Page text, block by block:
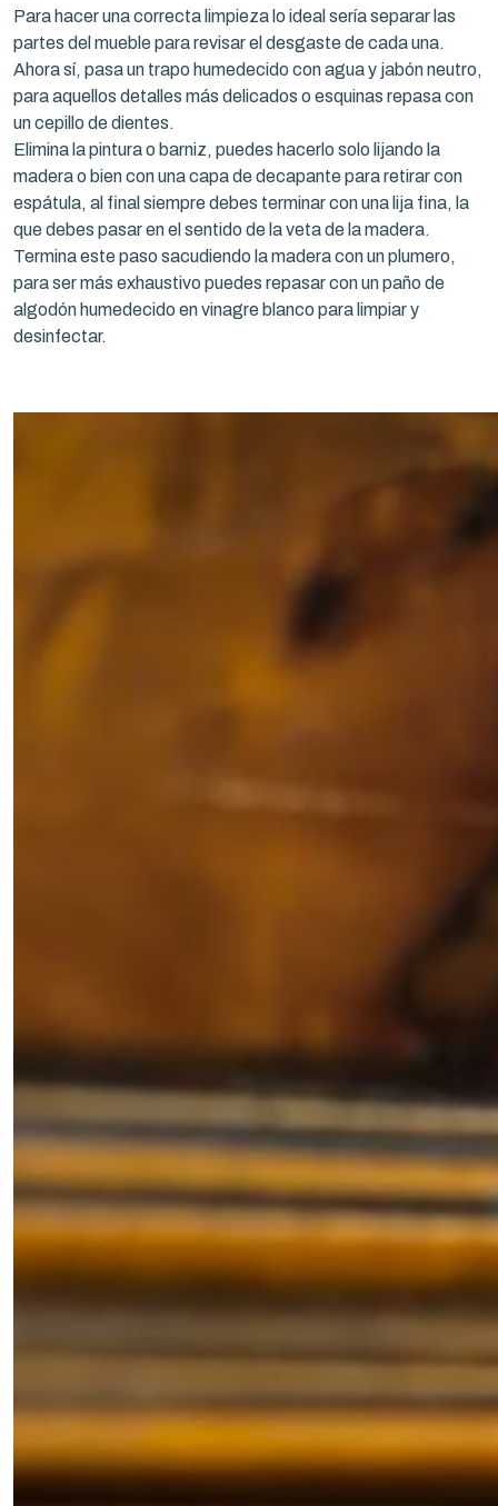
Para hacer una correcta limpieza lo ideal sería separar las
partes del mueble para revisar el desgaste de cada una.
Ahora sí, pasa un trapo humedecido con agua y jabón neutro,
para aquellos detalles más delicados o esquinas repasa con
un cepillo de dientes.
Elimina la pintura o barniz, puedes hacerlo solo lijando la
madera o bien con una capa de decapante para retirar con
espátula, al final siempre debes terminar con una lija fina, la
que debes pasar en el sentido de la veta de la madera.
Termina este paso sacudiendo la madera con un plumero,
para ser más exhaustivo puedes repasar con un paño de
algodón humedecido en vinagre blanco para limpiar y
desinfectar.